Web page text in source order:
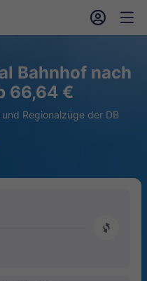
󱎓 󱒨
Bahnhof nach
66,64 €
Regionalzüge der DB
󰿠